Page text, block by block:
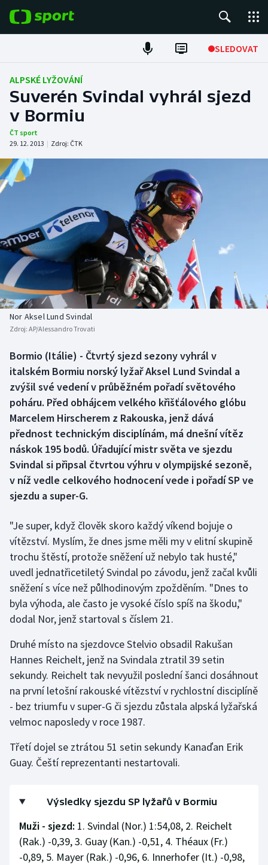
SLEDOVAT
Fotbal
Hokej
Tenis
Atletika
DALŠÍ SPORTY
Americký fotbal
Baseball a softbal
Basketbal
Biatlon
Boby a skeleton
Box
Curling
Dostihy
Florbal
Golf
Gymnastika
Házená
Jezdectví
Judo
Krasobruslení
Lezení
Moderní pětiboj
Olympijské hry
Parasport
NEPŘEHLÉDNĚTE
Soutěže
Historické návraty
Aplikace ČT sport
AZ kvíz
ALPSKÉ LYŽOVÁNÍ
Suverén Svindal vyhrál sjezd
v Bormiu
ČT sport
29. 12. 2013 | Zdroj: ČTK
Nor Aksel Lund Svindal
Zdroj: AP/Alessandro Trovati
Bormio (Itálie) - Čtvrtý sjezd sezony vyhrál v
italském Bormiu norský lyžař Aksel Lund Svindal a
zvýšil své vedení v průběžném pořadí světového
poháru. Před obhájcem velkého křišťálového glóbu
Marcelem Hirscherem z Rakouska, jenž dává
přednost technickým disciplínám, má dnešní vítěz
náskok 195 bodů. Úřadující mistr světa ve sjezdu
Svindal si připsal čtvrtou výhru v olympijské sezoně,
v níž vedle celkového hodnocení vede i pořadí SP ve
sjezdu a super-G.
"Je super, když člověk skoro každý víkend bojuje o
vítězství. Myslím, že dnes jsme měli my v elitní skupině
trochu štěstí, protože sněžení už nebylo tak husté,"
uvedl jednatřicetiletý Svindal po závodu, jenž začal kvůli
sněžení s více než půlhodinovým zpožděním. "Dnes to
byla výhoda, ale často je vysoké číslo spíš na škodu,"
dodal Nor, jenž startoval s číslem 21.
Druhé místo na sjezdovce Stelvio obsadil Rakušan
Hannes Reichelt, jenž na Svindala ztratil 39 setin
sekundy. Reichelt tak nevyužil poslední šanci dosáhnout
na první letošní rakouské vítězství v rychlostní disciplíně
- bez triumfu v super-G či sjezdu zůstala alpská lyžařská
velmoc naposledy v roce 1987.
Třetí dojel se ztrátou 51 setin sekundy Kanaďan Erik
Guay. Čeští reprezentanti nestartovali.
Výsledky sjezdu SP lyžařů v Bormiu
Muži - sjezd: 1. Svindal (Nor.) 1:54,08, 2. Reichelt
(Rak.) -0,39, 3. Guay (Kan.) -0,51, 4. Théaux (Fr.)
-0,89, 5. Mayer (Rak.) -0,96, 6. Innerhofer (It.) -0,98,